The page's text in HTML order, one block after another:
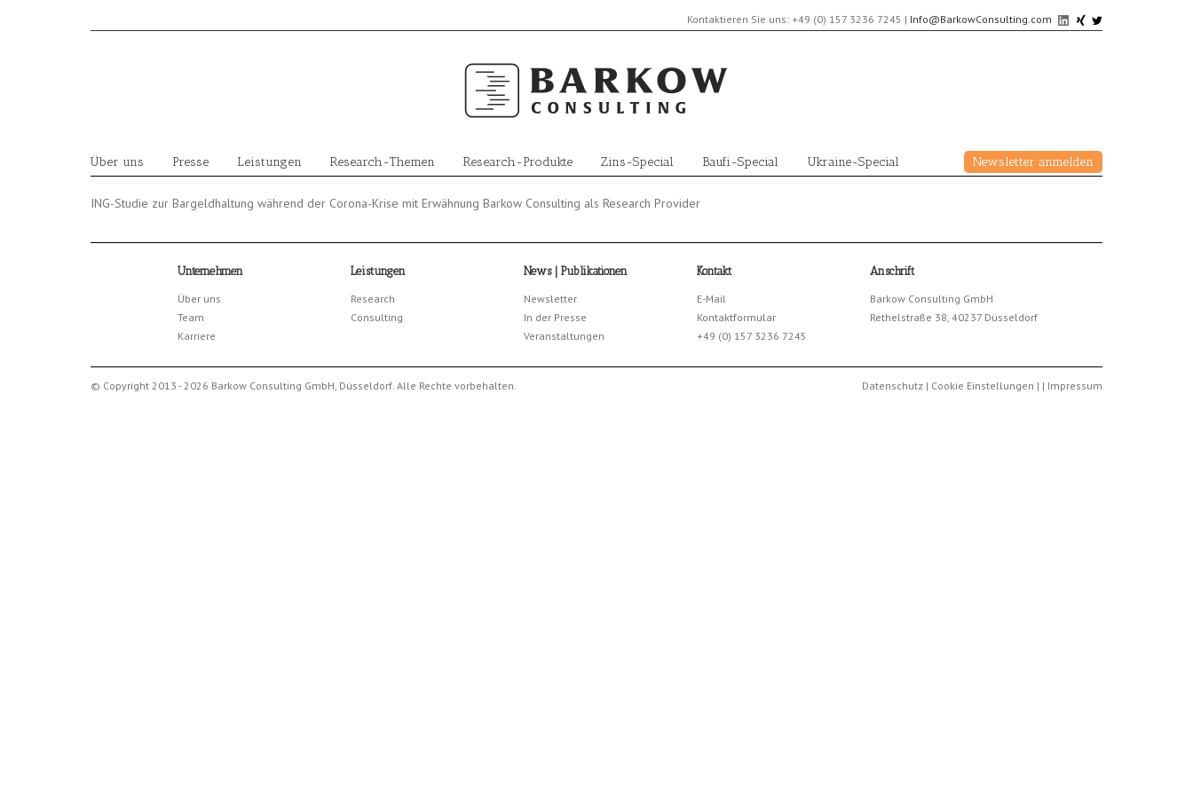
Kontaktieren Sie uns: +49 (0) 157 3236 7245 | Info@BarkowConsulting.com
Über uns Presse Leistungen Research-Themen Research-Produkte Zins-Special Baufi-Special Ukraine-Special Newsletter anmelden
ING-Studie zur Bargeldhaltung während der Corona-Krise mit Erwähnung Barkow Consulting als Research Provider
Unternehmen
Über uns
Team
Karriere
Leistungen
Research
Consulting
News | Publikationen
Newsletter
In der Presse
Veranstaltungen
Kontakt
E-Mail
Kontaktformular
+49 (0) 157 3236 7245
Anschrift
Barkow Consulting GmbH
Rethelstraße 38, 40237 Düsseldorf
© Copyright 2013 - 2026 Barkow Consulting GmbH, Düsseldorf. Alle Rechte vorbehalten. Datenschutz | Cookie Einstellungen | | Impressum